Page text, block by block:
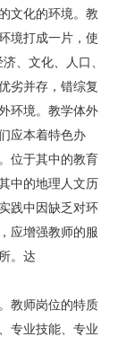
文化的环境。教
境打成一片，使
、文化、人口、
劣并存，错综复
环境。教学体外
应本着特色办
位于其中的教育
中的地理人文历
践中因缺乏对环
应增强教师的服
。达
教师岗位的特质
专业技能、专业